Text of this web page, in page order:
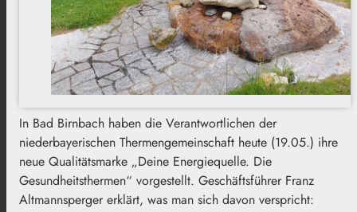
In Bad Birnbach haben die Verantwortlichen der
niederbayerischen Thermengemeinschaft heute (19.05.) ihre
neue Qualitätsmarke „Deine Energiequelle. Die
Gesundheitsthermen“ vorgestellt. Geschäftsführer Franz
Altmannsperger erklärt, was man sich davon verspricht: